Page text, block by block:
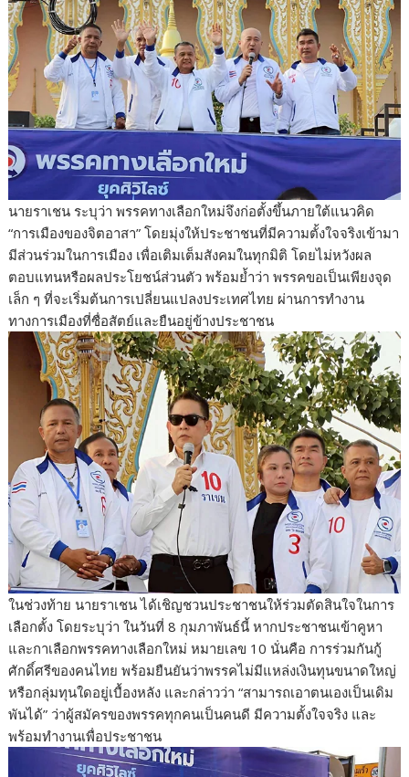
นายราเชน ระบุว่า พรรคทางเลือกใหม่จึงก่อตั้งขึ้นภายใต้แนวคิด
“การเมืองของจิตอาสา” โดยมุ่งให้ประชาชนที่มีความตั้งใจจริงเข้ามา
มีส่วนร่วมในการเมือง เพื่อเติมเต็มสังคมในทุกมิติ โดยไม่หวังผล
ตอบแทนหรือผลประโยชน์ส่วนตัว พร้อมย้ำว่า พรรคขอเป็นเพียงจุด
เล็ก ๆ ที่จะเริ่มต้นการเปลี่ยนแปลงประเทศไทย ผ่านการทำงาน
ทางการเมืองที่ซื่อสัตย์และยืนอยู่ข้างประชาชน
ในช่วงท้าย นายราเชน ได้เชิญชวนประชาชนให้ร่วมตัดสินใจในการ
เลือกตั้ง โดยระบุว่า ในวันที่ 8 กุมภาพันธ์นี้ หากประชาชนเข้าคูหา
และกาเลือกพรรคทางเลือกใหม่ หมายเลข 10 นั่นคือ การร่วมกันกู้
ศักดิ์ศรีของคนไทย พร้อมยืนยันว่าพรรคไม่มีแหล่งเงินทุนขนาดใหญ่
หรือกลุ่มทุนใดอยู่เบื้องหลัง และกล่าวว่า “สามารถเอาตนเองเป็นเดิม
พันได้” ว่าผู้สมัครของพรรคทุกคนเป็นคนดี มีความตั้งใจจริง และ
พร้อมทำงานเพื่อประชาชน